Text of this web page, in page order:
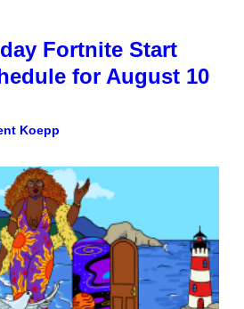
Fortnite Start
for August 10
Koepp